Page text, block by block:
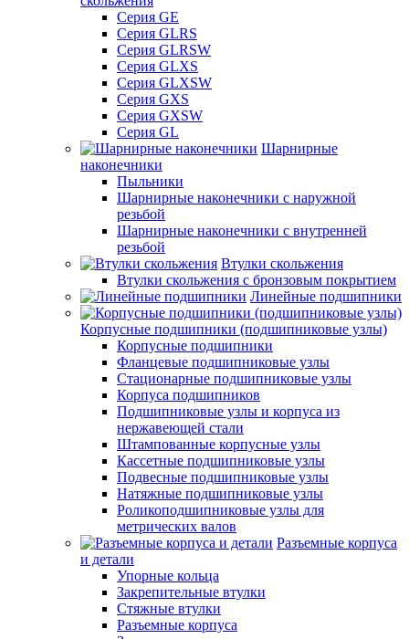
Серия GE
Серия GLRS
Серия GLRSW
Серия GLXS
Серия GLXSW
Серия GXS
Серия GXSW
Серия GL
Шарнирные
наконечники
Пыльники
Шарнирные наконечники с наружной
резьбой
Шарнирные наконечники с внутренней
резьбой
Втулки скольжения
Втулки скольжения с бронзовым покрытием
Линейные подшипники
Корпусные подшипники (подшипниковые узлы)
Корпусные подшипники
Фланцевые подшипниковые узлы
Стационарные подшипниковые узлы
Корпуса подшипников
Подшипниковые узлы и корпуса из
нержавеющей стали
Штампованные корпусные узлы
Кассетные подшипниковые узлы
Подвесные подшипниковые узлы
Натяжные подшипниковые узлы
Роликоподшипниковые узлы для
метрических валов
Разъемные корпуса
и детали
Упорные кольца
Закрепительные втулки
Стяжные втулки
Разъемные корпуса